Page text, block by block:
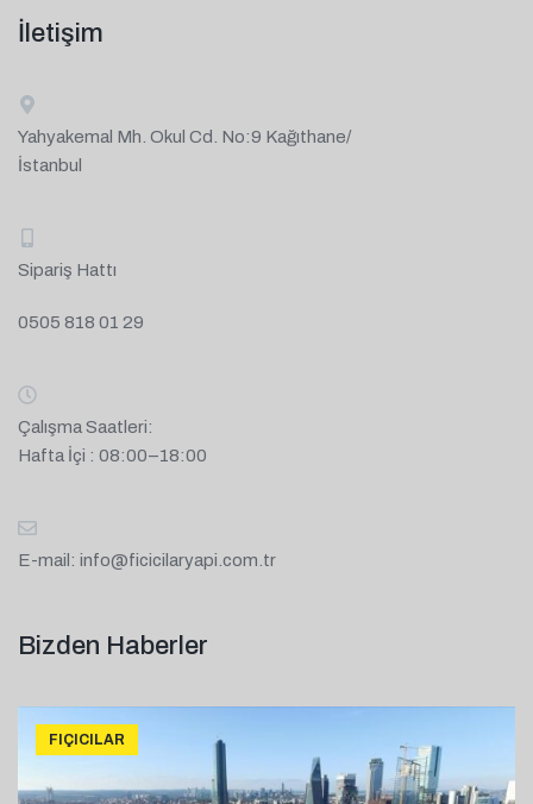
Bizden Haberler
FIÇICILAR
İletişim
Yahyakemal Mh. Okul Cd. No:9 Kağıthane/
İstanbul
Sipariş Hattı
0505 818 01 29
Çalışma Saatleri:
Hafta İçi : 08:00–18:00
E-mail: info@ficicilaryapi.com.tr